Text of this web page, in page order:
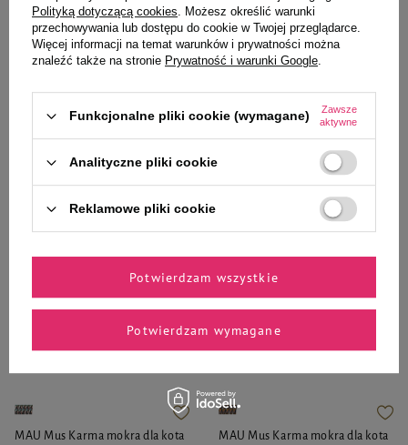
40,30 zł 47,41 zł / kg
- +
Do koszyka
40,30 zł 47,41 zł / kg
- +
Do koszyka
Wybrane specjalnie dla
Ciebie i Twojego czworonoga
MAU Mus Karma mokra dla kota
MAU Mus Karma mokra dla kota
Polityką dotyczącą cookies. Możesz określić warunki
przechowywania lub dostępu do cookie w Twojej przeglądarce.
Więcej informacji na temat warunków i prywatności można
znaleźć także na stronie Prywatność i warunki Google.
Funkcjonalne pliki cookie (wymagane)
Zawsze
aktywne
Analityczne pliki cookie
Reklamowe pliki cookie
Potwierdzam wymagane
Potwierdzam wszystkie